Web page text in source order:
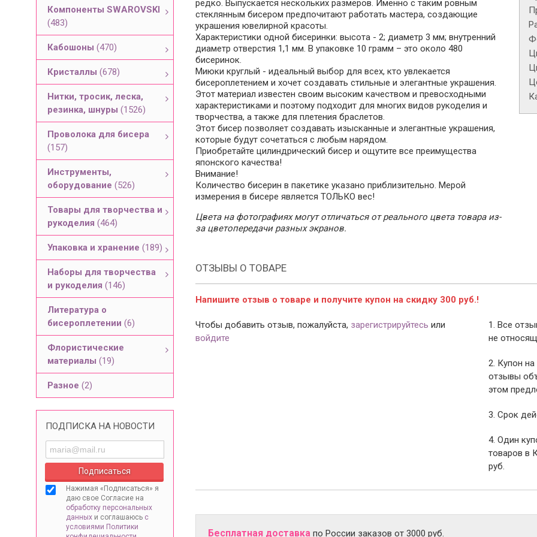
Компоненты SWAROVSKI
(483)
Кабошоны (470)
Кристаллы (678)
Нитки, тросик, леска,
резинка, шнуры (1526)
Проволока для бисера
(157)
Инструменты,
оборудование (526)
Товары для творчества и
рукоделия (464)
Упаковка и хранение (189)
Наборы для творчества
и рукоделия (146)
Литература о
бисероплетении (6)
Флористические
материалы (19)
Разное (2)
ПОДПИСКА НА НОВОСТИ
Нажимая «Подписаться» я
даю свое Согласие на
обработку персональных
данных и соглашаюсь с
условиями Политики
редко. Выпускается нескольких размеров. Именно с таким ровным
стеклянным бисером предпочитают работать мастера, создающие
украшения ювелирной красоты.
Характеристики одной бисеринки: высота - 2; диаметр 3 мм; внутренний
диаметр отверстия 1,1 мм. В упаковке 10 грамм – это около 480
бисеринок.
Миюки круглый - идеальный выбор для всех, кто увлекается
бисероплетением и хочет создавать стильные и элегантные украшения.
Этот материал известен своим высоким качеством и превосходными
характеристиками и поэтому подходит для многих видов рукоделия и
творчества, а также для плетения браслетов.
Этот бисер позволяет создавать изысканные и элегантные украшения,
которые будут сочетаться с любым нарядом.
Приобретайте цилиндрический бисер и ощутите все преимущества
японского качества!
Внимание!
Количество бисерин в пакетике указано приблизительно. Мерой
измерения в бисере является ТОЛЬКО вес!
Цвета на фотографиях могут отличаться от реального цвета товара из-
за цветопередачи разных экранов.
ОТЗЫВЫ О ТОВАРЕ
Напишите отзыв о товаре и получите купон на скидку 300 руб.!
Чтобы добавить отзыв, пожалуйста, зарегистрируйтесь или
войдите
1. Все
не
2. Купон на
отзывы
этом
3. Срок
4. Один
товаров в
руб.
Бесплатная доставка по России заказов от 3000 руб.